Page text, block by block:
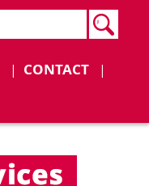
Déplier
CONTACT